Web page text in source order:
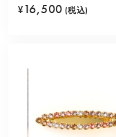
¥ 16,500 (税込)